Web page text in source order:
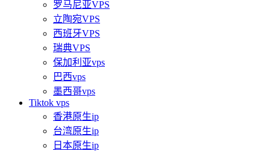
罗马尼亚VPS
立陶宛VPS
西班牙VPS
瑞典VPS
保加利亚vps
巴西vps
墨西哥vps
Tiktok vps
香港原生ip
台湾原生ip
日本原生ip